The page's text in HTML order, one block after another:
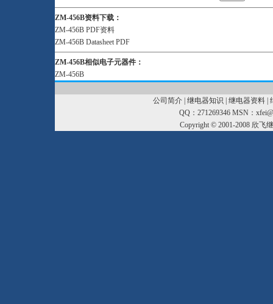
ZM-456B资料下载：
ZM-456B PDF资料
ZM-456B Datasheet PDF
ZM-456B相似电子元器件：
ZM-456B
公司简介| 继电器知识 继电器资料|
QQ：271269346 MSN：
Copyright © 2001-2008 欣飞